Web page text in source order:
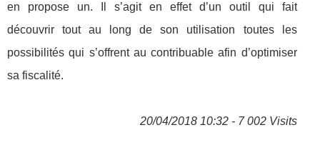
en propose un. Il s’agit en effet d’un outil qui fait
découvrir tout au long de son utilisation toutes les
possibilités qui s’offrent au contribuable afin d’optimiser
sa fiscalité.
20/04/2018 10:32 - 7 002 Visits